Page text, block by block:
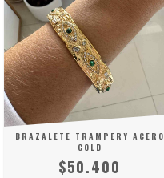
BRAZALETE TRAMPERY ACERO
GOLD
$50.400